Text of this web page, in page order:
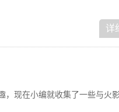
详
，现在小编就收集了一些与火